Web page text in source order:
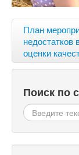
План
недостатков
оценки
Поиск по